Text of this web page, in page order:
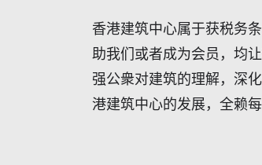
香港建筑中心属于获税务
助我们或者成为会员，均
强公衆对建筑的理解，深
港建筑中心的发展，全赖